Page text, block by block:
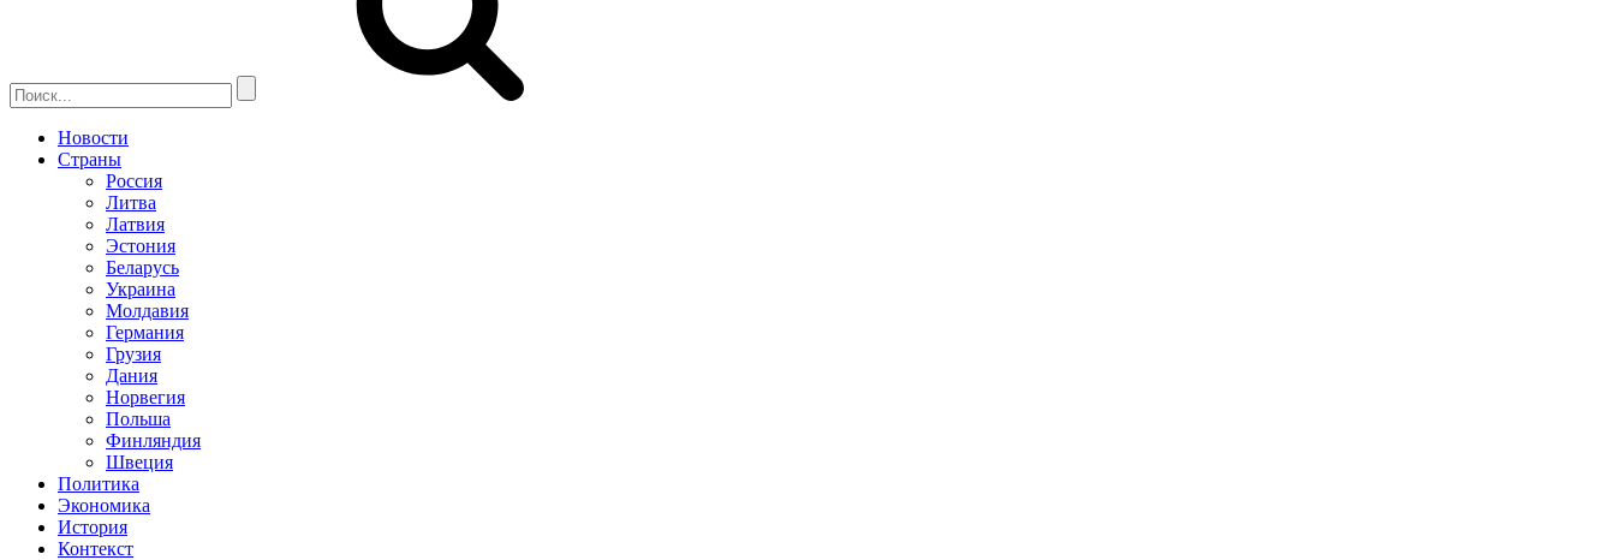
Новости
Страны
Россия
Литва
Латвия
Эстония
Беларусь
Украина
Молдавия
Германия
Грузия
Дания
Норвегия
Польша
Финляндия
Швеция
Политика
Экономика
История
Контекст